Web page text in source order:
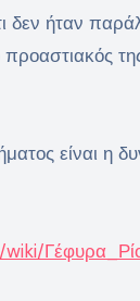
δεν ήταν
είναι η